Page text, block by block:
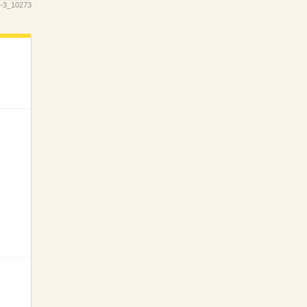
3_10273